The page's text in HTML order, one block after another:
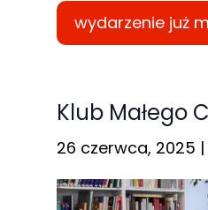
wydarzenie już
Klub Małego
26 czerwca, 2025 |
Te pliki cookie
nie są
opcjonalne. Są